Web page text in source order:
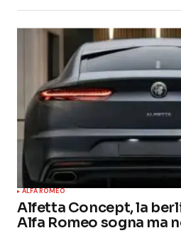
ALFA ROMEO
Alfetta Concept, la
Alfa Romeo sogna ma